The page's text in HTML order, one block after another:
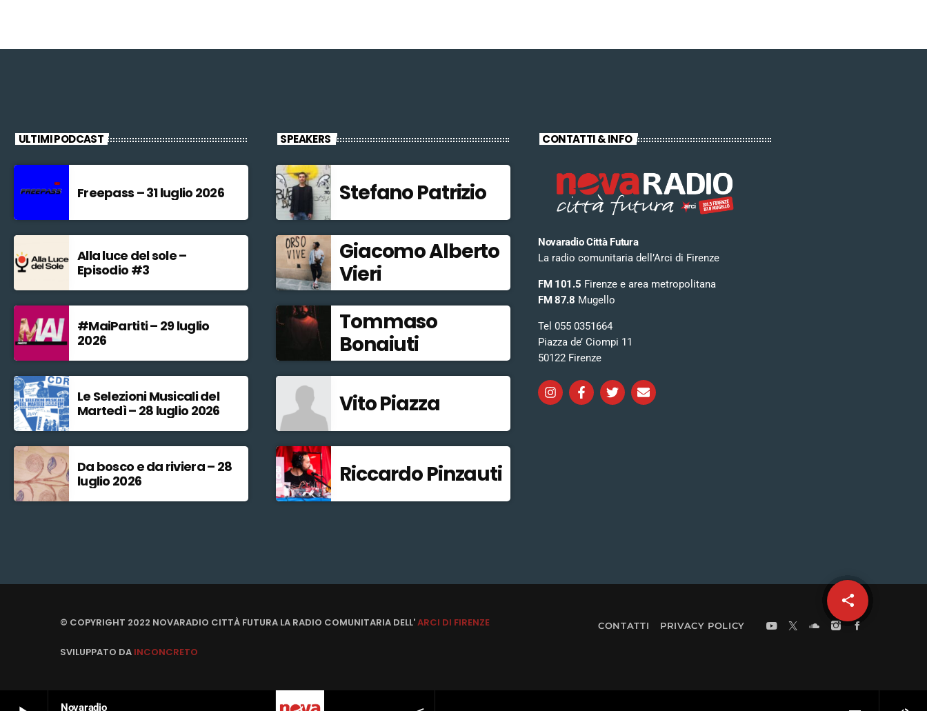
Novaradio
share
email
ULTIMI PODCAST
Freepass – 31 luglio 2026
Alla luce del sole –
Episodio #3
#MaiPartiti – 29 luglio
2026
Le Selezioni Musicali del
Martedì – 28 luglio 2026
Da bosco e da riviera – 28
luglio 2026
SPEAKERS
Stefano Patrizio
Giacomo Alberto
Vieri
Tommaso
Bonaiuti
Vito Piazza
Riccardo Pinzauti
CONTATTI & INFO
Novaradio Città Futura
La radio comunitaria dell’Arci di Firenze
FM 101.5 Firenze e area metropolitana
FM 87.8 Mugello
Tel 055 0351664
Piazza de’ Ciompi 11
50122 Firenze
© COPYRIGHT 2022 NOVARADIO CITTÀ FUTURA LA RADIO COMUNITARIA DELL'ARCI DI FIRENZE
SVILUPPATO DA INCONCRETO
CONTATTI PRIVACY POLICY